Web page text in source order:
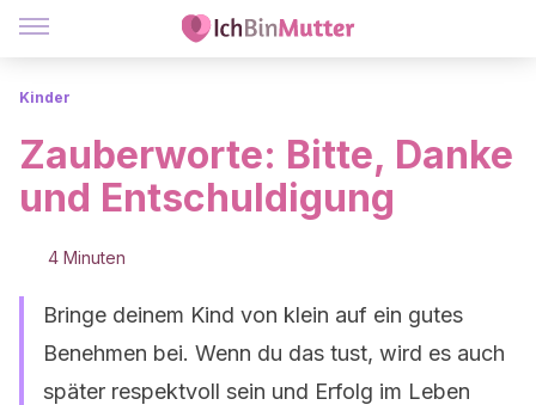
Kinder
Zauberworte: Bitte, Danke
und Entschuldigung
4 Minuten
Bringe deinem Kind von klein auf ein gutes
Benehmen bei. Wenn du das tust, wird es auch
später respektvoll sein und Erfolg im Leben